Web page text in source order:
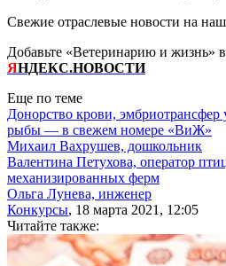
Свежие отраслевые новости на
Добавьте «Ветеринарию и жизнь»
ЯНДЕКС.НОВОСТИ
Еще по теме
Донорство крови,
рыбы — в свежем номере «ВиЖ»
Михаил Вахрушев, дошкольник
Валентина Петухова, оператор
механизированных ферм
Ольга Лунева, инженер
Конкурсы, 18 марта 2021, 12:05
Читайте также: